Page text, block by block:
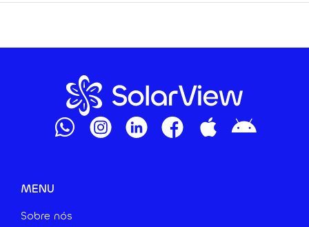
MENU
Sobre nós